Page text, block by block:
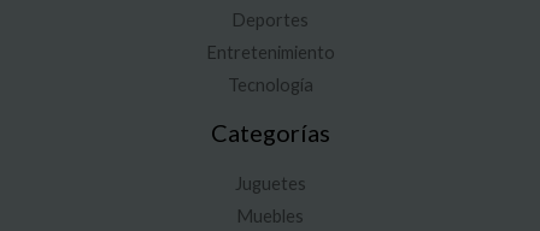
Deportes
Entretenimiento
Tecnología
Categorías
Juguetes
Muebles